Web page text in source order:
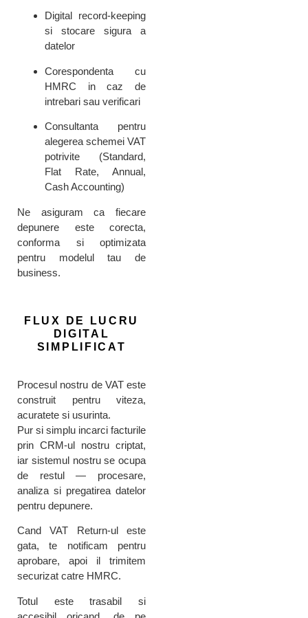
Digital record-keeping
si stocare sigura a
datelor
Corespondenta cu
HMRC in caz de
intrebari sau verificari
Consultanta pentru
alegerea schemei VAT
potrivite (Standard,
Flat Rate, Annual,
Cash Accounting)
Ne asiguram ca fiecare
depunere este corecta,
conforma si optimizata
pentru modelul tau de
business.
FLUX DE LUCRU
DIGITAL
SIMPLIFICAT
Procesul nostru de VAT este
construit pentru viteza,
acuratete si usurinta.
Pur si simplu incarci facturile
prin CRM-ul nostru criptat,
iar sistemul nostru se ocupa
de restul — procesare,
analiza si pregatirea datelor
pentru depunere.
Cand VAT Return-ul este
gata, te notificam pentru
aprobare, apoi il trimitem
securizat catre HMRC.
Totul este trasabil si